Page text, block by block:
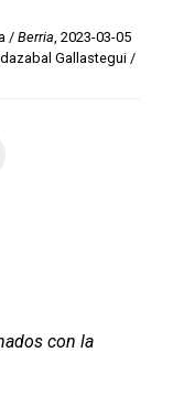
/Berria , 2023-03-05
Gallastegui /
con la